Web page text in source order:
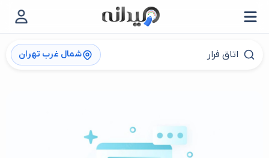
شمال غرب تهران